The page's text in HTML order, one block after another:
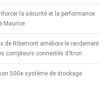
la sécurité et la performance
Maurice
de Ribemont améliore le rendement
compteurs connectés d’Itron
500e système de stockage